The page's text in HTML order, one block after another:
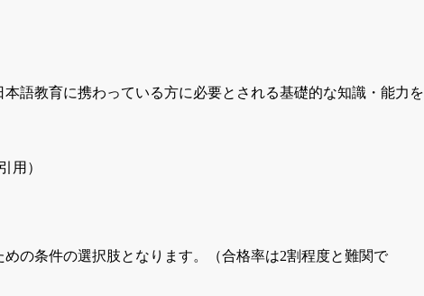
語教育に携わっている方に必要とされる基礎的な知識・能力を
用）
の条件の選択肢となります。（合格率は2割程度と難関で